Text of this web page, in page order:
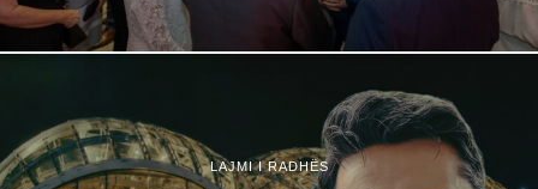
LAJMI I RADHËS